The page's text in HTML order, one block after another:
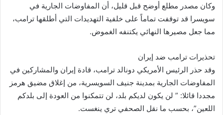
وكان مصدر مطلع أوضح قبل قليل، أن المفاوضات الجارية في
سويسرا قد توقفت تماماً على خلفية التهديدات التي أطلقها ترامب،
مما جعل مصيرها النهائي يكتنفه الغموض.
تحذيرات ترامب ضد إيران
وقد حذر الرئيس الأمريكي دونالد ترامب، قادة إيران والمشاركين في
المفاوضات الجارية بمدينة جنيف السويسرية، من إغلاق مضيق هرمز
مجددا قائلا: ” لن يكون لديكم بلد، لن تتمكنوا من العودة إلى بلدكم
اللعين”، بحسب ما نقل الصحفي تري ينغست.